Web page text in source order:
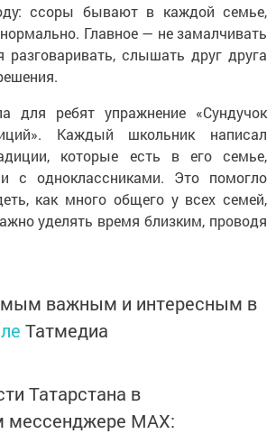
ссоры бывают в каждой семье,
Главное — не замалчивать
разговаривать, слышать друг друга
для ребят упражнение «Сундучок
Каждый школьник написал
которые есть в его семье,
с одноклассниками. Это помогло
как много общего у всех семей,
уделять время близким, проводя
важным и интересным в
Татмедиа
Татарстана в
мессенджере MАХ: